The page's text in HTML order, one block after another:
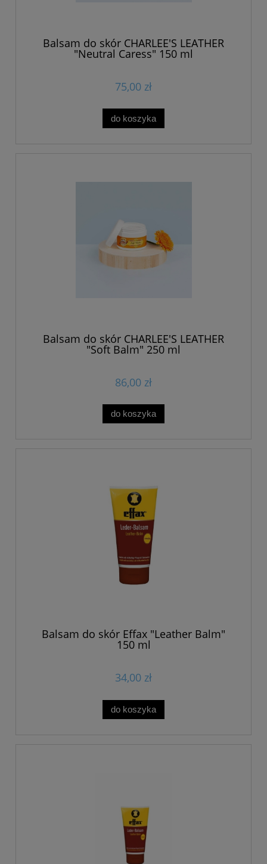
Balsam do skór CHARLEE'S LEATHER
"Neutral Caress" 150 ml
75,00 zł
do koszyka
Balsam do skór CHARLEE'S LEATHER
"Soft Balm" 250 ml
86,00 zł
do koszyka
Balsam do skór Effax "Leather Balm"
150 ml
34,00 zł
do koszyka